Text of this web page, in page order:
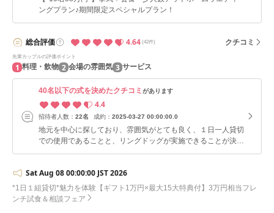
ングプラン♪期間限定スペシャルプラン！
総合評価 4.64 (42件) クチコミ
先輩カップルの評価ポイント
1 料理・飲物 2 会場の雰囲気 3 サービス
40名以下の式を決めたクチコミ があります
4.4
招待者人数： 22名 成約： 2025-03-27 00:00:00.0
地元を中心に探しており、雰囲気がとても良く、１日一人貸切
での使用であることと、リングドッグが実施できることが決め
手になりました。 プランナーの方々もとても優しく提案して
た。 結婚指輪や、ウェディングドレスなど、どこで購入、も
しくはレンタルすればいいかわからないと思っておりました
が、一部割引で提案していただき、さらに代理で予約までして
Sat Aug 08 00:00:00 JST 2026
*1日１組貸切*魅力を体験【ギフト1万円×最大15大特典付】3万円相当フレ
ンチ試食＆相談フェア